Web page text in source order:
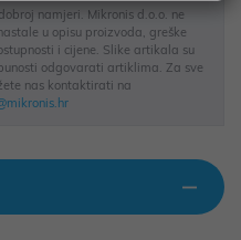
namjeri. Mikronis d.o.o. ne
u opisu proizvoda, greške
i cijene. Slike artikala su
odgovarati artiklima. Za sve
nas kontaktirati na